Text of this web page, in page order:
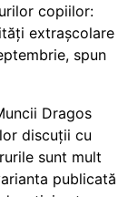
copiilor:
extrașcolare
spun
Dragos
discuții cu
sunt mult
publicată